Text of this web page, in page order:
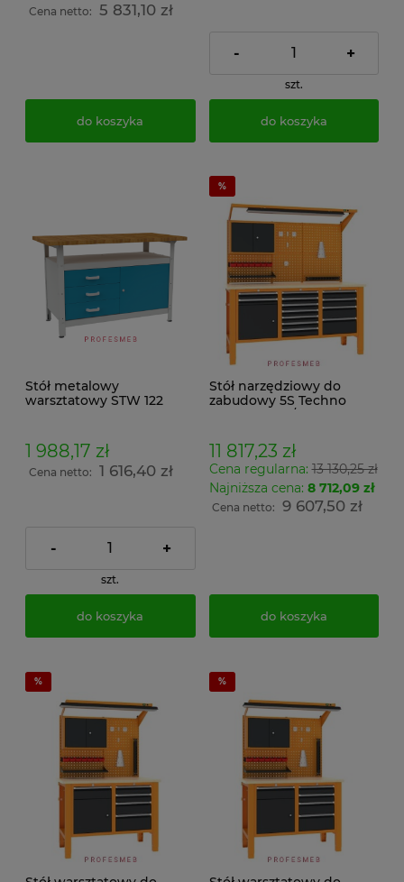
Cena netto: 5 831,10 zł
do koszyka
- +
szt.
do koszyka
Stół metalowy
warsztatowy STW 122
1 988,17 zł
Cena netto: 1 616,40 zł
- +
szt.
do koszyka
Stół narzędziowy do
zabudowy 5S Techno
Light SWT 17/13 MALOW
i tablicą perforowaną
11 817,23 zł
Cena regularna:13 130,25 zł
Najniższa cena: 8 712,09 zł
Cena netto: 9 607,50 zł
do koszyka